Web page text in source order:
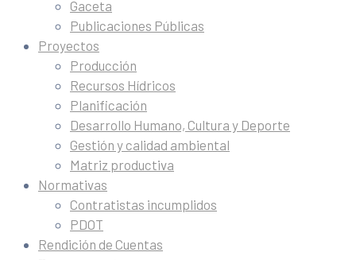
Gaceta
Publicaciones Públicas
Proyectos
Producción
Recursos Hídricos
Planificación
Desarrollo Humano, Cultura y Deporte
Gestión y calidad ambiental
Matriz productiva
Normativas
Contratistas incumplidos
PDOT
Rendición de Cuentas